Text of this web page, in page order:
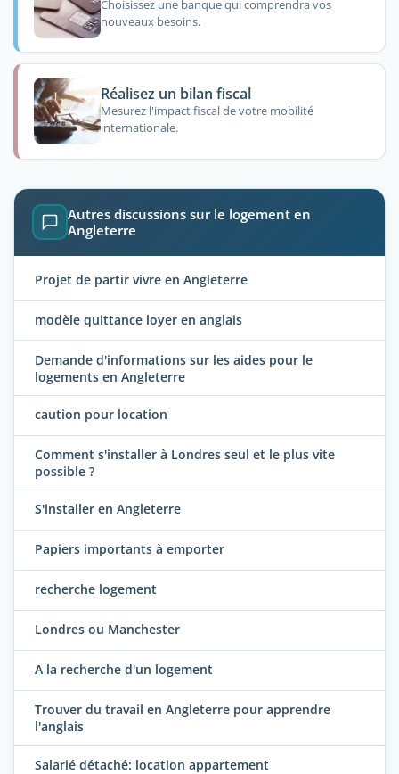
Choisissez une banque qui comprendra vos
nouveaux besoins.
Réalisez un bilan fiscal
Mesurez l'impact fiscal de votre mobilité
internationale.
Autres discussions sur le logement en
Angleterre
Projet de partir vivre en Angleterre
modèle quittance loyer en anglais
Demande d'informations sur les aides pour le
logements en Angleterre
caution pour location
Comment s'installer à Londres seul et le plus vite
possible ?
S'installer en Angleterre
Papiers importants à emporter
recherche logement
Londres ou Manchester
A la recherche d'un logement
Trouver du travail en Angleterre pour apprendre
l'anglais
Salarié détaché: location appartement